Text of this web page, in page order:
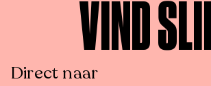
VIND
Direct naar